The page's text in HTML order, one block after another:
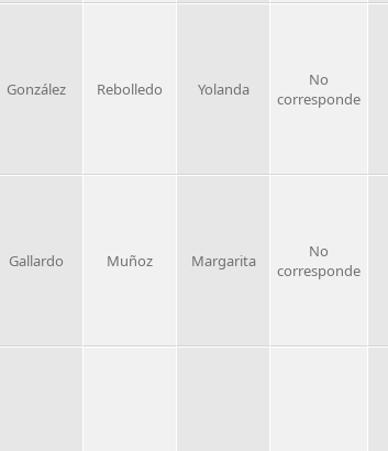
González Rebolledo Yolanda
No
corresponde
Gallardo Muñoz Margarita
No
corresponde